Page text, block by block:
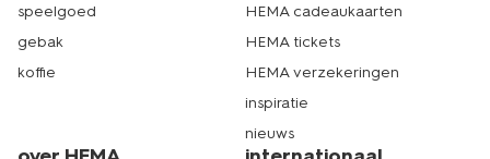
speelgoed
gebak
koffie
HEMA cadeaukaarten
HEMA tickets
HEMA verzekeringen
inspiratie
nieuws